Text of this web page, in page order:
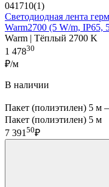
041710(1)
Светодиодная лента
Warm2700 (5 W/m, IP65,
Warm | Тёплый 2700 K
1 47830
₽/м
В наличии
Пакет (полиэтилен) 5 м
Пакет (полиэтилен) 5 м
7 391 50₽